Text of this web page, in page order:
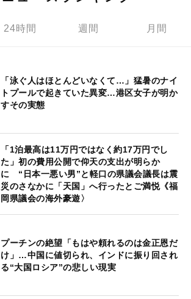
24時間 週間 月間
「泳ぐ人はほとんどいなくて…」猛暑のナイ
トプールで起きていた異変…港区女子が明か
すその実態
「1泊最高は11万円ではなく約17万円でし
た」初の費用公開で仰天の支出が明らか
に “日本一悪い男”と軽口の県議会議長は震
災のさなかに「天国」へ行ったとご満悦《福
岡県議会の海外豪遊〉
プーチンの絶望「もはや頼れるのは金正恩だ
け」…中国に値切られ、インドに振り回され
る“大国ロシア”の悲しい現実